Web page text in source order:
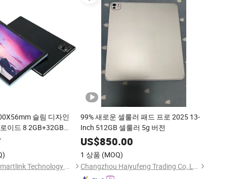
슬림 디자인
이드 8 2GB+32GB
비즈니스 패드용 이용
Shenzhen Sy Smartlink Technology Co., Ltd.
99% 새로운 셀룰러 패드 프로 2025 13-
Inch 512GB 셀룰러 5g 버전
US$850.00
1 상품 (MOQ)
Changzhou Haiyufeng Trading Co, Ltd.